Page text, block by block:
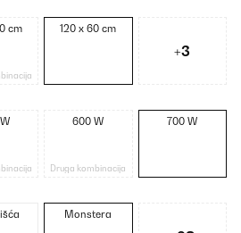
cm 120 x 60 cm
+3
600 W
Druga kombinacija
700 W
Monstera